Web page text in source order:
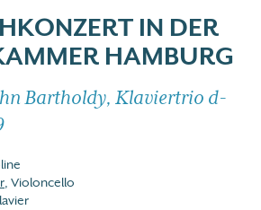
IN DER
HAMBURG
Bartholdy, Klaviertrio d-
, Violoncello